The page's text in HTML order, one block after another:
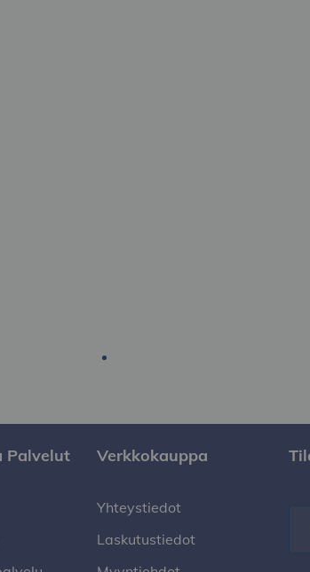
Palvelut Verkkokauppa
Yhteystiedot
Laskutustiedot